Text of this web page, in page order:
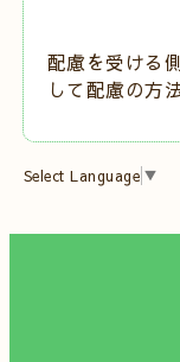
配慮を受ける
して配慮の方
Select Language ▼